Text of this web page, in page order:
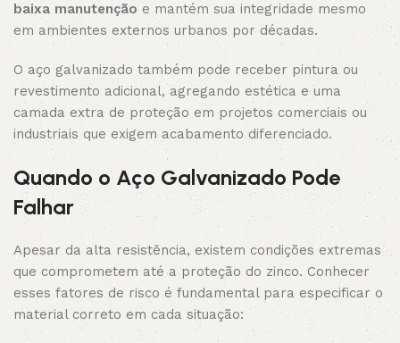
baixa manutençãoe mantém sua integridade mesmo
em ambientes externos urbanos por décadas.
O aço galvanizado também pode receber pintura ou
revestimento adicional, agregando estética e uma
camada extra de proteção em projetos comerciais ou
industriais que exigem acabamento diferenciado.
Quando o Aço Galvanizado Pode
Falhar
Apesar da alta resistência, existem condições extremas
que comprometem até a proteção do zinco. Conhecer
esses fatores de risco é fundamental para especificar o
material correto em cada situação: